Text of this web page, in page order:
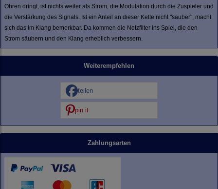
Ohren dringt, ist nichts weiter als Strom, die Modulation durch die Zuspieler und
die Verstärkung des Signals. Ist ein Anteil an dieser Kette nicht "sauber", macht
sich das im Klang bemerkbar. Da kommen die Netzfilter ins Spiel, die den
Strom säubern und den Klang erheblich verbessern.
Weiterempfehlen
teilen
pin it
Zahlungsarten